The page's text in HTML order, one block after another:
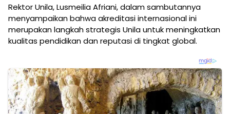
Rektor Unila, Lusmeilia Afriani, dalam sambutannya
menyampaikan bahwa akreditasi internasional ini
merupakan langkah strategis Unila untuk meningkatkan
kualitas pendidikan dan reputasi di tingkat global.